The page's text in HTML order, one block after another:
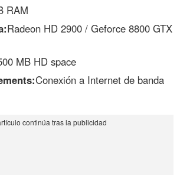
RAM
Radeon HD 2900 / Geforce 8800 GTX
MB HD space
Conexión a Internet de banda